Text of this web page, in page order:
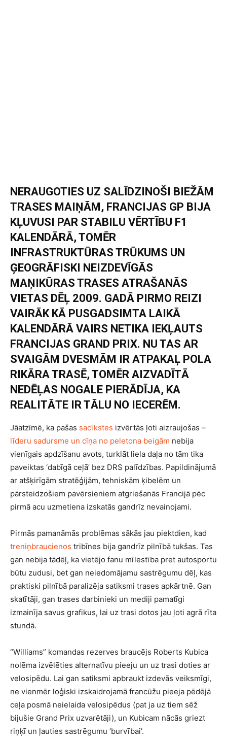
NERAUGOTIES UZ SALĪDZINOŠI BIEŽĀM
TRASES MAIŅĀM, FRANCIJAS GP BIJA
KĻUVUSI PAR STABILU VĒRTĪBU F1
KALENDĀRĀ, TOMĒR
INFRASTRUKTŪRAS TRŪKUMS UN
ĢEOGRĀFISKI NEIZDEVĪGĀS
MAŅIKŪRAS TRASES ATRAŠANĀS
VIETAS DĒĻ 2009. GADĀ PIRMO REIZI
VAIRĀK KĀ PUSGADSIMTA LAIKĀ
KALENDĀRĀ VAIRS NETIKA IEKĻAUTS
FRANCIJAS GRAND PRIX. NU TAS AR
SVAIGĀM DVESMĀM IR ATPAKAĻ POLA
RIKĀRA TRASĒ, TOMĒR AIZVADĪTĀ
NEDĒĻAS NOGALE PIERĀDĪJA, KA
REALITĀTE IR TĀLU NO IECERĒM.
Jāatzīmē, ka pašas sacīkstes izvērtās ļoti aizraujošas –
līderu sadursme un cīņa no peletona beigām nebija
vienīgais apdzīšanu avots, turklāt liela daļa no tām tika
paveiktas ‘dabīgā ceļā’ bez DRS palīdzības. Papildinājumā
ar atšķirīgām stratēģijām, tehniskām ķibelēm un
pārsteidzošiem pavērsieniem atgriešanās Francijā pēc
pirmā acu uzmetiena izskatās gandrīz nevainojami.
Pirmās pamanāmās problēmas sākās jau piektdien, kad
treniņbraucienos tribīnes bija gandrīz pilnībā tukšas. Tas
gan nebija tādēļ, ka vietējo fanu mīlestība pret autosportu
būtu zudusi, bet gan neiedomājamu sastrēgumu dēļ, kas
praktiski pilnībā paralizēja satiksmi trases apkārtnē. Gan
skatītāji, gan trases darbinieki un mediji pamatīgi
izmainīja savus grafikus, lai uz trasi dotos jau ļoti agrā rīta
stundā.
“Williams” komandas rezerves braucējs Roberts Kubica
nolēma izvēlēties alternatīvu pieeju un uz trasi doties ar
velosipēdu. Lai gan satiksmi apbraukt izdevās veiksmīgi,
ne vienmēr loģiski izskaidrojamā francūžu pieeja pēdējā
ceļa posmā neielaida velosipēdus (pat ja uz tiem sēž
bijušie Grand Prix uzvarētāji), un Kubicam nācās griezt
riņķī un ļauties sastrēgumu ‘burvībai’.